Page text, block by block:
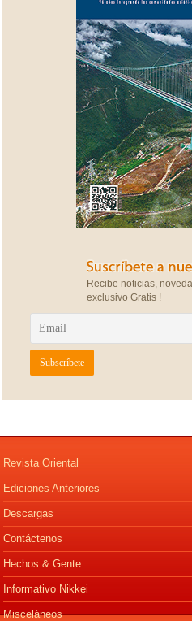
Recibe noticias,
exclusivo Gratis !
Revista Oriental
Ediciones Anteriores
Descargas
Contáctenos
Hechos & Gente
Informativo Nikkei
Misceláneos